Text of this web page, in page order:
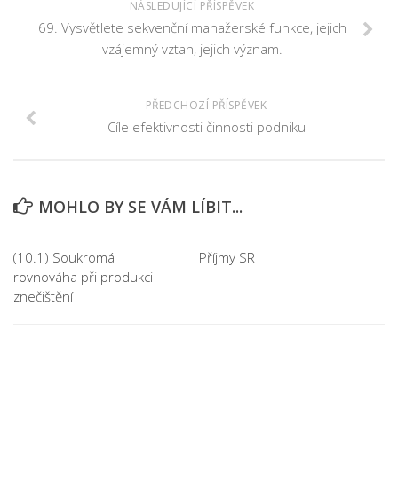
NÁSLEDUJÍCÍ PŘÍSPĚVEK
69. Vysvětlete sekvenční manažerské funkce, jejich
vzájemný vztah, jejich význam.
PŘEDCHOZÍ PŘÍSPĚVEK
Cíle efektivnosti činnosti podniku
MOHLO BY SE VÁM LÍBIT...
(10.1) Soukromá
rovnováha při produkci
znečištění
Příjmy SR